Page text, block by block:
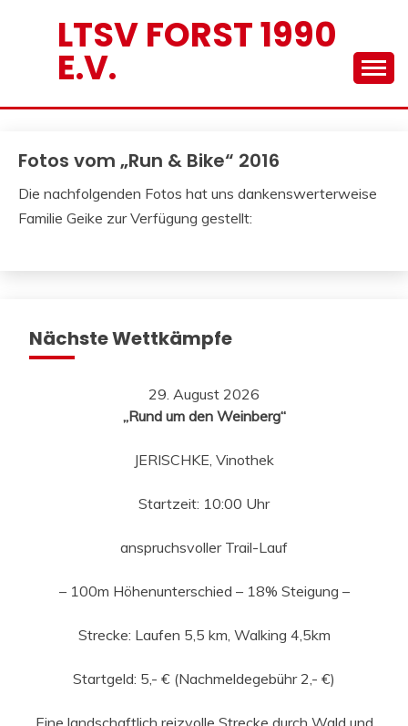
LTSV FORST 1990
E.V.
Fotos vom „Run & Bike“ 2016
Die nachfolgenden Fotos hat uns dankenswerterweise
Familie Geike zur Verfügung gestellt:
Nächste Wettkämpfe
29. August 2026
„Rund um den Weinberg“
JERISCHKE, Vinothek
Startzeit: 10:00 Uhr
anspruchsvoller Trail-Lauf
– 100m Höhenunterschied – 18% Steigung –
Strecke: Laufen 5,5 km, Walking 4,5km
Startgeld: 5,- € (Nachmeldegebühr 2,- €)
Eine landschaftlich reizvolle Strecke durch Wald und